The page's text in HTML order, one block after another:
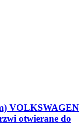
VOLKSWAGEN
otwierane do